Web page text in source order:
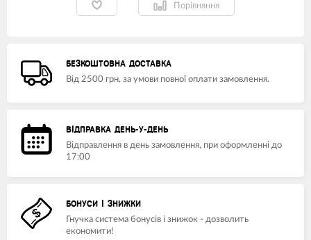
Порівняння
БЕЗКОШТОВНА ДОСТАВКА
Від 2500 грн, за умови повної оплати замовлення.
ВІДПРАВКА ДЕНЬ-У-ДЕНЬ
Відправлення в день замовлення, при оформленні до
17:00
БОНУСИ І ЗНИЖКИ
Гнучка система бонусів і знижок - дозволить
економити!